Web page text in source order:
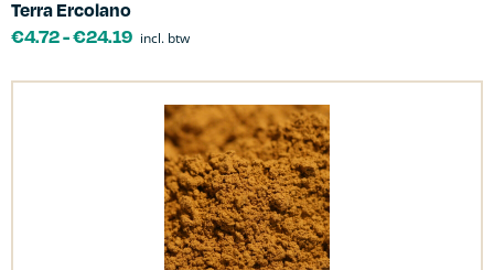
Terra Ercolano
€4.72-€24.19 incl. btw